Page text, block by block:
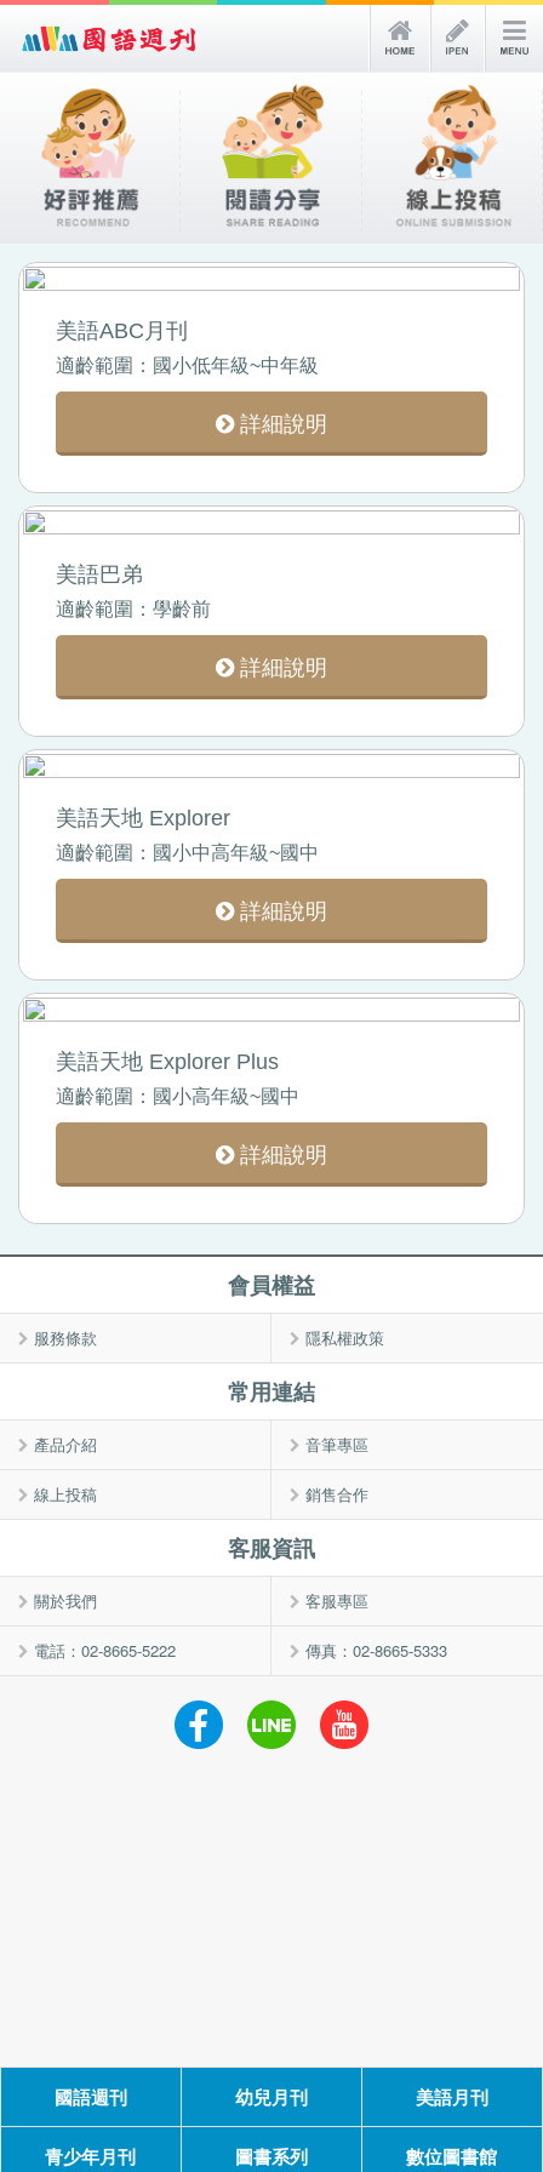
國語週刊 幼兒月刊 美語月刊
青少年月刊 圖書系列 數位圖書館
美語ABC月刊
適齡範圍：國小低年級~中年級
詳細說明
美語巴弟
適齡範圍：學齡前
詳細說明
美語天地 Explorer
適齡範圍：國小中高年級~國中
詳細說明
美語天地 Explorer Plus
適齡範圍：國小高年級~國中
詳細說明
會員權益
服務條款 隱私權政策
常用連結
產品介紹 音筆專區
線上投稿 銷售合作
客服資訊
關於我們 客服專區
電話：02-8665-5222 傳真：02-8665-5333
©2019~2024 國語週刊雜誌社All Rights Reserved. 統編:01104812